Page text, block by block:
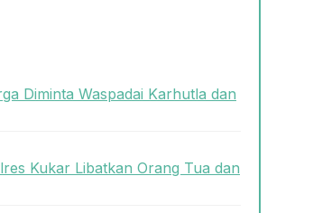
Diminta Waspadai Karhutla dan
Kukar Libatkan Orang Tua dan